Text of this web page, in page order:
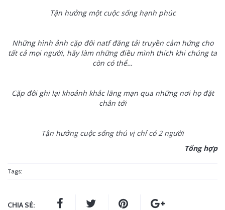
Tận hưởng một cuộc sống hạnh phúc
Những hình ảnh cặp đôi natf đăng tải truyền cảm hứng cho
tất cả mọi người, hãy làm những điều mình thích khi chúng ta
còn có thể…
Cặp đôi ghi lại khoảnh khắc lãng mạn qua những nơi họ đặt
chân tới
Tận hưởng cuộc sống thú vị chỉ có 2 người
Tổng hợp
Tags:
CHIA SẺ: